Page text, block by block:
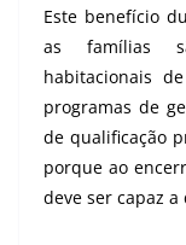
Este benefício
as famílias
habitacionais
programas de
de qualificação
porque ao
deve ser capaz